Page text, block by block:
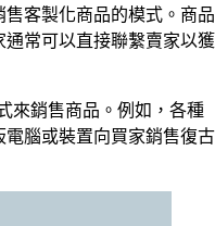
客製化商品的模式。商品
常可以直接聯繫賣家以獲
來銷售商品。例如，各種
腦或裝置向買家銷售復古